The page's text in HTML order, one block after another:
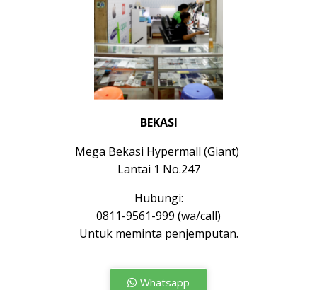
BEKASI
Mega Bekasi Hypermall (Giant)
Lantai 1 No.247
Hubungi:
0811-9561-999 (wa/call)
Untuk meminta penjemputan.
Whatsapp